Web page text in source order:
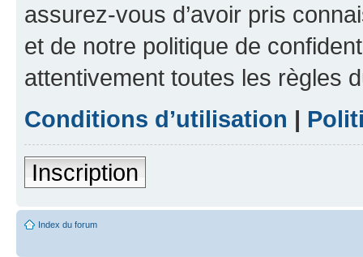
assurez-vous d’avoir pris
et de notre politique de
attentivement toutes les règles
Conditions d’utilisation |
Inscription
Index du forum